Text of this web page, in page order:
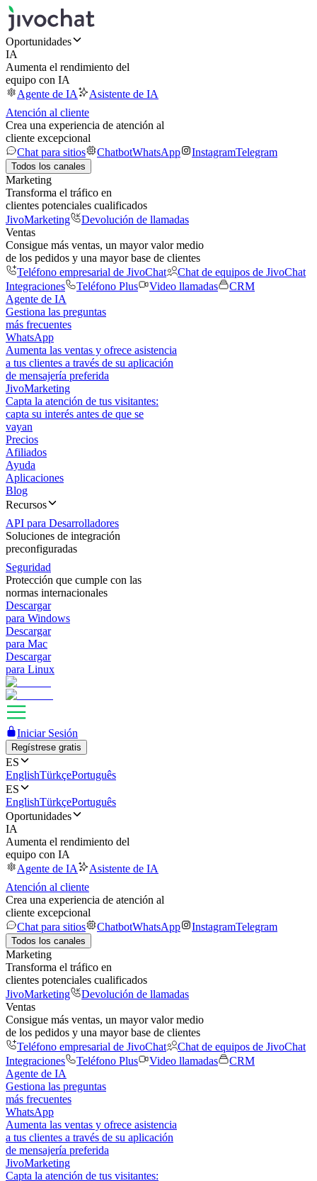
Oportunidades
IA
Aumenta el rendimiento del
equipo con IA
Agente de IA
Asistente de IA
Atención al cliente
Crea una experiencia de atención al
cliente excepcional
Chat para sitios
ChatbotWhatsApp InstagramTelegram
Todos los canales
Marketing
Transforma el tráfico en
clientes potenciales cualificados
JivoMarketing
Devolución de llamadas
Ventas
Consigue más ventas, un mayor valor medio
de los pedidos y una mayor base de clientes
Teléfono empresarial de JivoChat
Chat de equipos de JivoChat
Integraciones
Teléfono Plus Video llamadas
CRM
Agente de IA
Gestiona las preguntas
más frecuentes
WhatsApp
Aumenta las ventas y ofrece asistencia
a tus clientes a través de su aplicación
de mensajería preferida
JivoMarketing
Capta la atención de tus visitantes:
capta su interés antes de que se
vayan
Precios
Afiliados
Ayuda
Aplicaciones
Blog
Recursos
API para Desarrolladores
Soluciones de integración
preconfiguradas
Seguridad
Protección que cumple con las
normas internacionales
Descargar
para Windows
Descargar
para Mac
Descargar
para Linux
Iniciar Sesión
Regístrese gratis
ES
EnglishTürkçePortuguês
ES
EnglishTürkçePortuguês
Oportunidades
IA
Aumenta el rendimiento del
equipo con IA
Agente de IA
Asistente de IA
Atención al cliente
Crea una experiencia de atención al
cliente excepcional
Chat para sitios
ChatbotWhatsApp InstagramTelegram
Todos los canales
Marketing
Transforma el tráfico en
clientes potenciales cualificados
JivoMarketing
Devolución de llamadas
Ventas
Consigue más ventas, un mayor valor medio
de los pedidos y una mayor base de clientes
Teléfono empresarial de JivoChat
Chat de equipos de JivoChat
Integraciones
Teléfono Plus Video llamadas
CRM
Agente de IA
Gestiona las preguntas
más frecuentes
WhatsApp
Aumenta las ventas y ofrece asistencia
a tus clientes a través de su aplicación
de mensajería preferida
JivoMarketing
Capta la atención de tus visitantes: